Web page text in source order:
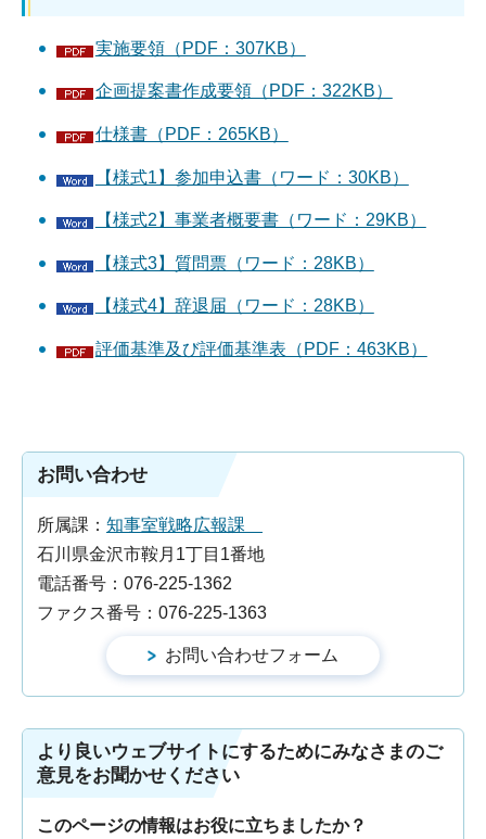
実施要領（PDF：307KB）
企画提案書作成要領（PDF：322KB）
仕様書（PDF：265KB）
【様式1】参加申込書（ワード：30KB）
【様式2】事業者概要書（ワード：29KB）
【様式3】質問票（ワード：28KB）
【様式4】辞退届（ワード：28KB）
評価基準及び評価基準表（PDF：463KB）
お問い合わせ
所属課： 知事室戦略広報課
石川県金沢市鞍月1丁目1番地
電話番号：076-225-1362
ファクス番号：076-225-1363
より良いウェブサイトにするためにみなさまのご
意見をお聞かせください
このページの情報はお役に立ちましたか？